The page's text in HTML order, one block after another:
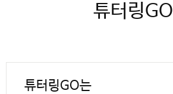
튜터링GO
튜터링GO는